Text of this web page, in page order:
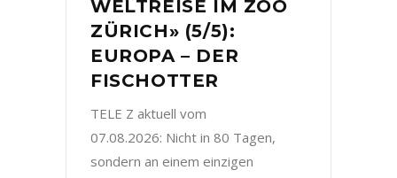
WELTREISE IM ZOO
ZÜRICH» (5/5):
EUROPA – DER
FISCHOTTER
TELE Z aktuell vom
07.08.2026: Nicht in 80 Tagen,
sondern an einem einzigen